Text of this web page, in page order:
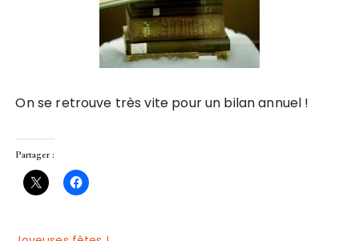
On se retrouve très vite pour un bilan annuel !
Partager :